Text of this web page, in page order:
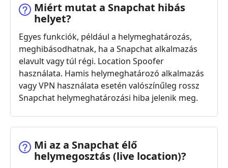
Miért mutat a Snapchat hibás
helyet?
Egyes funkciók, például a helymeghatározás,
meghibásodhatnak, ha a Snapchat alkalmazás
elavult vagy túl régi. Location Spoofer
használata. Hamis helymeghatározó alkalmazás
vagy VPN használata esetén valószínűleg rossz
Snapchat helymeghatározási hiba jelenik meg.
Mi az a Snapchat élő
helymegosztás (live location)?